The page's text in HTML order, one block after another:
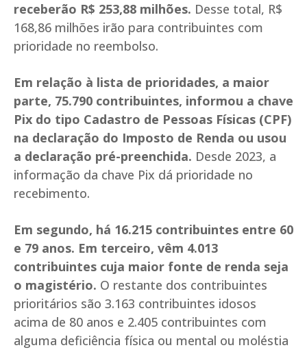
receberão R$ 253,88 milhões. Desse total, R$
168,86 milhões irão para contribuintes com
prioridade no reembolso.
Em relação à lista de prioridades, a maior
parte, 75.790 contribuintes, informou a chave
Pix do tipo Cadastro de Pessoas Físicas (CPF)
na declaração do Imposto de Renda ou usou
a declaração pré-preenchida. Desde 2023, a
informação da chave Pix dá prioridade no
recebimento.
Em segundo, há 16.215 contribuintes entre 60
e 79 anos. Em terceiro, vêm 4.013
contribuintes cuja maior fonte de renda seja
o magistério. O restante dos contribuintes
prioritários são 3.163 contribuintes idosos
acima de 80 anos e 2.405 contribuintes com
alguma deficiência física ou mental ou moléstia